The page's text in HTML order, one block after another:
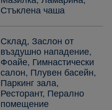
Стъклена чаша
Склад, Заслон от
въздушно нападение,
Фоайе, Гимнастически
салон, Плувен басейн,
Паркинг зала,
Ресторант, Перално
помещение